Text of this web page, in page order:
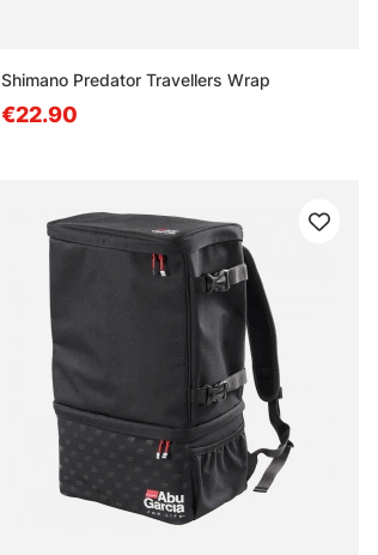
Shimano Predator Travellers Wrap
€22.90